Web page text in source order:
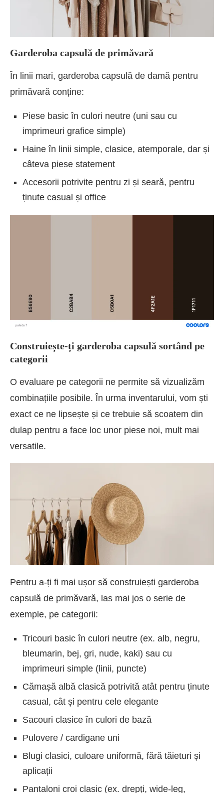
Garderoba capsulă de primăvară
În linii mari, garderoba capsulă de damă pentru
primăvară conține:
Piese basic în culori neutre (uni sau cu
imprimeuri grafice simple)
Haine în linii simple, clasice, atemporale, dar și
câteva piese statement
Accesorii potrivite pentru zi și seară, pentru
ținute casual și office
Construiește-ți garderoba capsulă sortând pe
categorii
O evaluare pe categorii ne permite să vizualizăm
combinațiile posibile. În urma inventarului, vom ști
exact ce ne lipsește și ce trebuie să scoatem din
dulap pentru a face loc unor piese noi, mult mai
versatile.
Pentru a-ți fi mai ușor să construiești garderoba
capsulă de primăvară, las mai jos o serie de
exemple, pe categorii:
Tricouri basic în culori neutre (ex. alb, negru,
bleumarin, bej, gri, nude, kaki) sau cu
imprimeuri simple (linii, puncte)
Cămașă albă clasică potrivită atât pentru ținute
casual, cât și pentru cele elegante
Sacouri clasice în culori de bază
Pulovere / cardigane uni
Blugi clasici, culoare uniformă, fără tăieturi și
aplicații
Pantaloni croi clasic (ex. drepți, wide-leg,